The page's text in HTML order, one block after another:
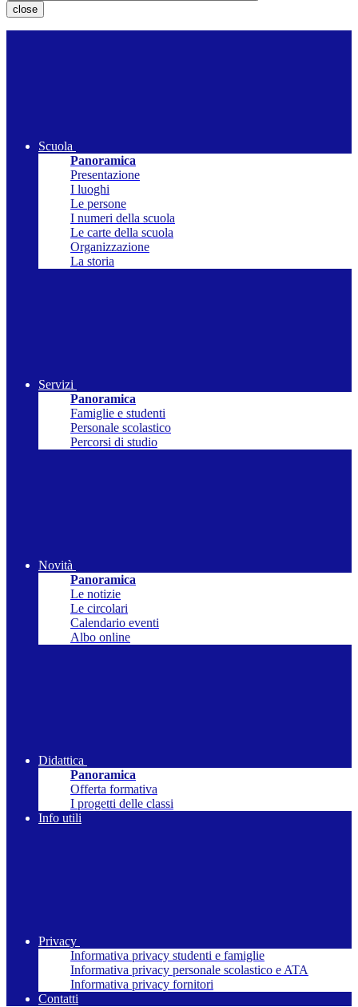
close
Scuola
Panoramica
Presentazione
I luoghi
Le persone
I numeri della scuola
Le carte della scuola
Organizzazione
La storia
Servizi
Panoramica
Famiglie e studenti
Personale scolastico
Percorsi di studio
Novità
Panoramica
Le notizie
Le circolari
Calendario eventi
Albo online
Didattica
Panoramica
Offerta formativa
I progetti delle classi
Info utili
Privacy
Informativa privacy studenti e famiglie
Informativa privacy personale scolastico e ATA
Informativa privacy fornitori
Contatti